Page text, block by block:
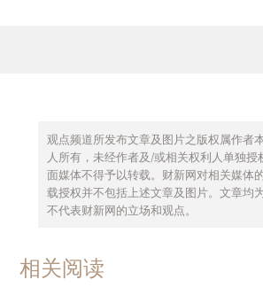
观点频道所发布文章及图片之版权属作者
人所有，未经作者及/或相关权利人单独授
面媒体不得予以转载。财新网对相关媒体
载授权并不包括上述文章及图片。文章均
不代表财新网的立场和观点。
相关阅读